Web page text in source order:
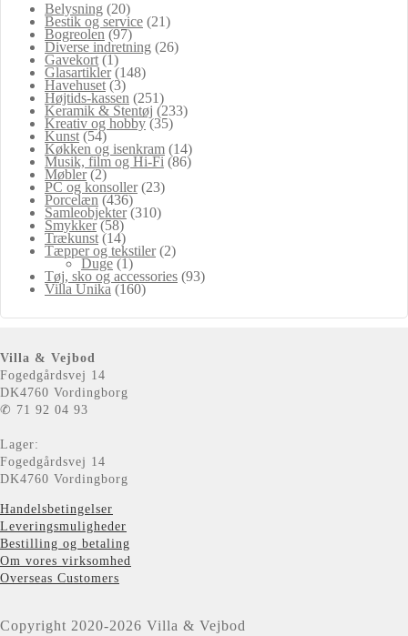
Belysning (20)
Bestik og service (21)
Bogreolen (97)
Diverse indretning (26)
Gavekort (1)
Glasartikler (148)
Havehuset (3)
Højtids-kassen (251)
Keramik & Stentøj (233)
Kreativ og hobby (35)
Kunst (54)
Køkken og isenkram (14)
Musik, film og Hi-Fi (86)
Møbler (2)
PC og konsoller (23)
Porcelæn (436)
Samleobjekter (310)
Smykker (58)
Trækunst (14)
Tæpper og tekstiler (2)
Duge (1)
Tøj, sko og accessories (93)
Villa Unika (160)
Villa & Vejbod
Fogedgårdsvej 14
DK4760 Vordingborg
✆ 71 92 04 93
Lager:
Fogedgårdsvej 14
DK4760 Vordingborg
Handelsbetingelser
Leveringsmuligheder
Bestilling og betaling
Om vores virksomhed
Overseas Customers
Copyright 2020-2026 Villa & Vejbod